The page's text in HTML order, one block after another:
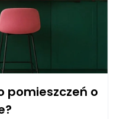
pomieszczeń o